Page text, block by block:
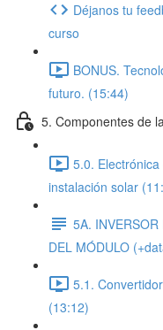
Déjanos tu
curso
BONUS.
futuro. (15:44)
5. Componentes de
5.0.
instalación solar
5A.
DEL MÓDULO
5.1.
(13:12)